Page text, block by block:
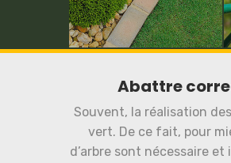
Abattre
Souvent, la réalisation
vert. De ce fait, pour
d’arbre sont nécessaire